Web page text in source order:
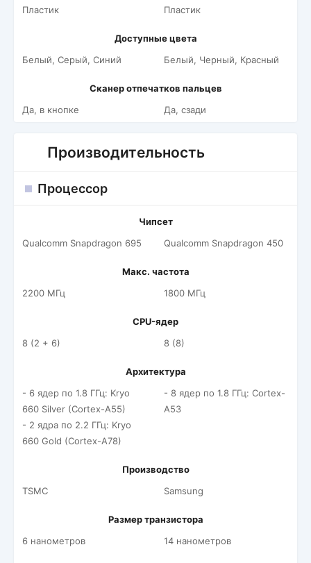
Пластик Пластик
Доступные цвета
Белый, Серый, Синий
Белый, Черный, Красный
Сканер отпечатков пальцев
Да, в кнопке
Да, сзади
Производительность
Процессор
Чипсет
Qualcomm Snapdragon 695
Qualcomm Snapdragon 450
Макс. частота
2200 МГц
1800 МГц
CPU-ядер
8 (2 + 6)
8 (8)
Архитектура
- 6 ядер по 1.8 ГГц: Kryo
660 Silver (Cortex-A55)
- 2 ядра по 2.2 ГГц: Kryo
660 Gold (Cortex-A78)
- 8 ядер по 1.8 ГГц: Cortex-
A53
Производство
TSMC
Samsung
Размер транзистора
6 нанометров
14 нанометров